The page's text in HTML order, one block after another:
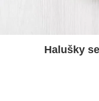
Halušky